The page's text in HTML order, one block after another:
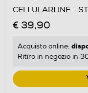
CELLULARLINE -
€ 39,90
Acquisto online:
Ritiro in negozio in